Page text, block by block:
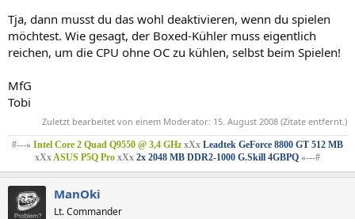
Tja, dann musst du das wohl deaktivieren, wenn du spielen
möchtest. Wie gesagt, der Boxed-Kühler muss eigentlich
reichen, um die CPU ohne OC zu kühlen, selbst beim Spielen!
MfG
Tobi
Zuletzt bearbeitet von einem Moderator: 15. August 2008 (Zitate entfernt.)
#---» Intel Core 2 Quad Q9550 @ 3,4 GHz xXx Leadtek GeForce 8800 GT 512 MB
xXx ASUS P5Q Pro xXx 2x 2048 MB DDR2-1000 G.Skill 4GBPQ «---#
ManOki
Lt. Commander